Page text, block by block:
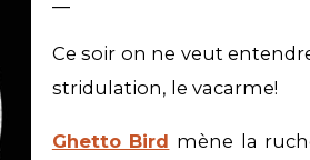
Ce soir on ne veut
stridulation, le vacarme!
Ghetto Bird mène la